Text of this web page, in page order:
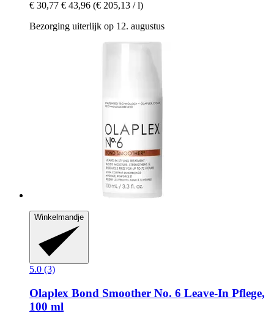
€ 30,77 € 43,96 (€ 205,13 / l)
Bezorging uiterlijk op 12. augustus
Winkelmandje
5.0 (3)
Olaplex Bond Smoother No. 6 Leave-​In Pflege,
100 ml